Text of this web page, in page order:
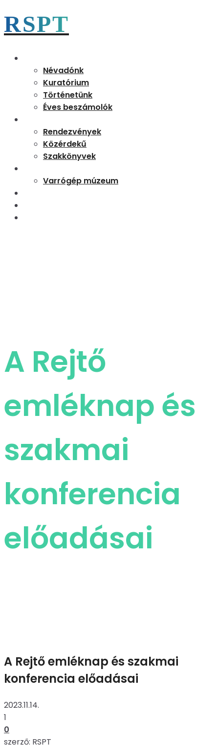
RSPT
Névadónk
Kuratórium
Történetünk
Éves beszámolók
Rendezvények
Közérdekű
Szakkönyvek
Varrógép múzeum
A Rejtő
emléknap és
szakmai
konferencia
előadásai
A Rejtő emléknap és szakmai
konferencia előadásai
2023.11.14.
1
0
szerző: RSPT